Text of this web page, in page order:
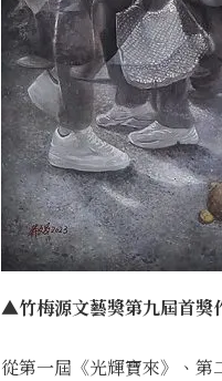
▲竹梅源文藝獎第九屆首
從第一屆《光輝寶來》、